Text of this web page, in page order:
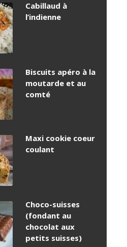
Cabillaud à
l’indienne
Biscuits apéro à la
moutarde et au
comté
Maxi cookie coeur
coulant
Choco-suisses
(fondant au
chocolat aux
petits suisses)